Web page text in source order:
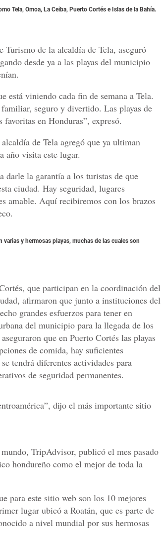
Tela, Omoa, La Ceiba, Puerto Cortés e Islas de la Bahía.
Turismo de la alcaldía de Tela, aseguró
desde ya a las playas del municipio
está viniendo cada fin de semana a Tela.
seguro y divertido. Las playas de
en Honduras”, expresó.
de Tela agregó que ya ultiman
año visita este lugar.
darle la garantía a los turistas de que
ciudad. Hay seguridad, lugares
amable. Aquí recibiremos con los brazos
y hermosas playas, muchas de las cuales son
que participan en la coordinación del
afirmaron que junto a instituciones del
grandes esfuerzos para tener en
del municipio para la llegada de los
que en Puerto Cortés las playas
de comida, hay suficientes
tendrá diferentes actividades para
de seguridad permanentes.
dijo el más importante sitio
TripAdvisor, publicó el mes pasado
hondureño como el mejor de toda la
para este sitio web son los 10 mejores
lugar ubicó a Roatán, que es parte de
a nivel mundial por sus hermosas